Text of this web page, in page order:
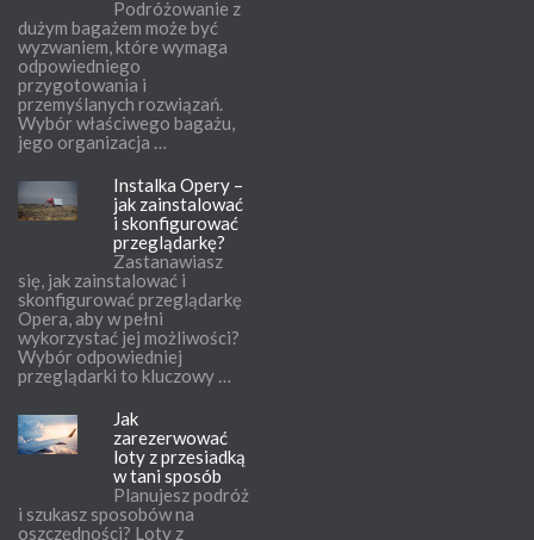
Podróżowanie z
dużym bagażem może być
wyzwaniem, które wymaga
odpowiedniego
przygotowania i
przemyślanych rozwiązań.
Wybór właściwego bagażu,
jego organizacja …
Instalka Opery –
jak zainstalować
i skonfigurować
przeglądarkę?
Zastanawiasz
się, jak zainstalować i
skonfigurować przeglądarkę
Opera, aby w pełni
wykorzystać jej możliwości?
Wybór odpowiedniej
przeglądarki to kluczowy …
Jak
zarezerwować
loty z przesiadką
w tani sposób
Planujesz podróż
i szukasz sposobów na
oszczędności? Loty z